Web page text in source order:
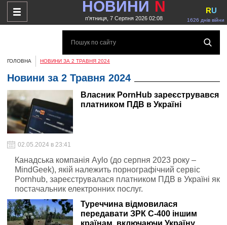
НОВИНИ N
п'ятниця, 7 Серпня 2026 02:08 1626 днів війни
RU
ГОЛОВНА НОВИНИ ЗА 2 ТРАВНЯ 2024
Новини за 2 Травня 2024
Власник PornHub зареєструвався
платником ПДВ в Україні
02.05.2024 в 23:41
Канадська компанія Aylo (до серпня 2023 року –
MindGeek), якій належить порнографічний сервіс
Pornhub, зареєструвалася платником ПДВ в Україні як
постачальник електронних послуг.
Туреччина відмовилася
передавати ЗРК С-400 іншим
країнам, включаючи Україну